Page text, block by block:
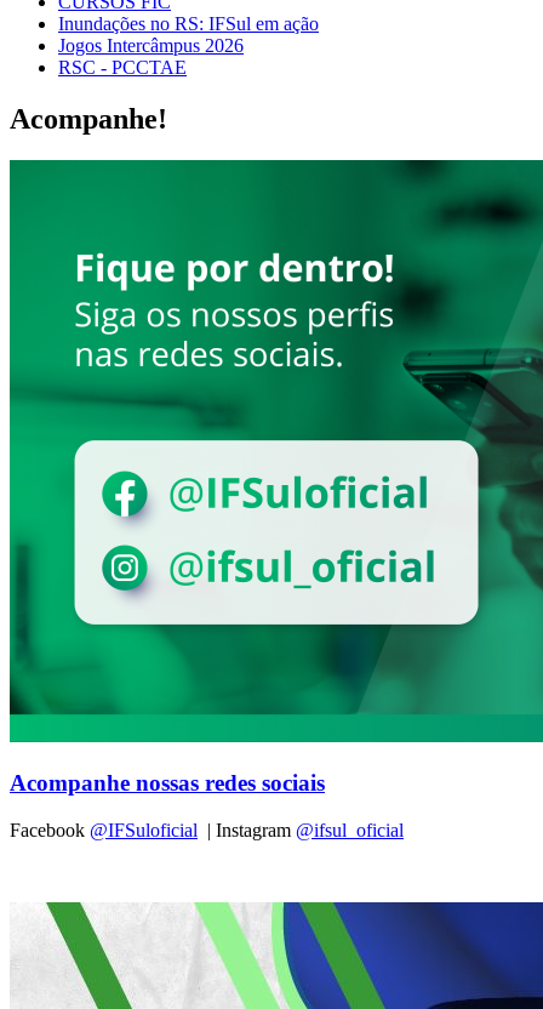
Inundações no RS: IFSul em ação
Jogos Intercâmpus 2026
RSC - PCCTAE
Acompanhe!
Acompanhe nossas redes sociais
Facebook @IFSuloficial | Instagram @ifsul_oficial